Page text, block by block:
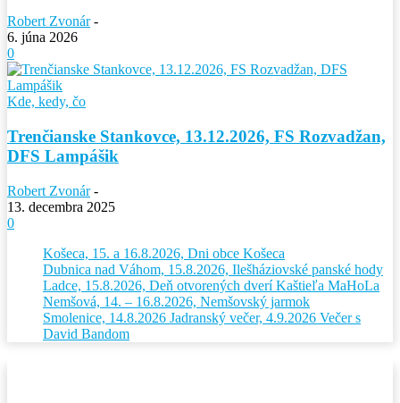
Robert Zvonár -
6. júna 2026
0
Kde, kedy, čo
Trenčianske Stankovce, 13.12.2026, FS Rozvadžan,
DFS Lampášik
Robert Zvonár -
13. decembra 2025
0
Košeca, 15. a 16.8.2026, Dni obce Košeca
Dubnica nad Váhom, 15.8.2026, Ilešháziovské panské hody
Ladce, 15.8.2026, Deň otvorených dverí Kaštieľa MaHoLa
Nemšová, 14. – 16.8.2026, Nemšovský jarmok
Smolenice, 14.8.2026 Jadranský večer, 4.9.2026 Večer s
David Bandom